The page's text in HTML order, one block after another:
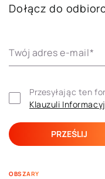
Dołącz do
Twój adres e-mail*
Klauzuli
OBSZARY